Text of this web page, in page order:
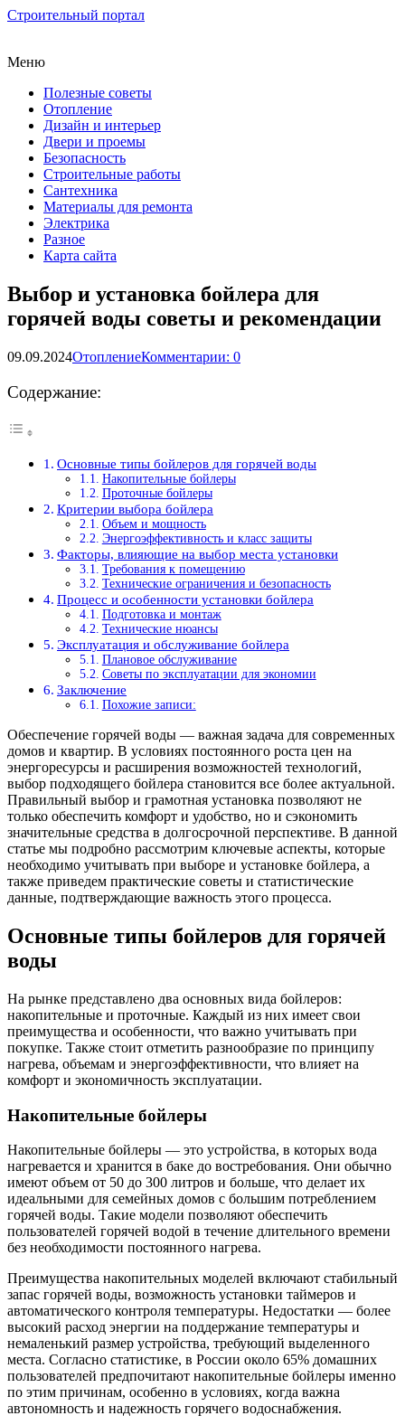
Строительный портал
Меню
Полезные советы
Отопление
Дизайн и интерьер
Двери и проемы
Безопасность
Строительные работы
Сантехника
Материалы для ремонта
Электрика
Разное
Карта сайта
Выбор и установка бойлера для
горячей воды советы и рекомендации
09.09.2024ОтоплениеКомментарии: 0
Содержание:
Основные типы бойлеров для горячей воды
Накопительные бойлеры
Проточные бойлеры
Критерии выбора бойлера
Объем и мощность
Энергоэффективность и класс защиты
Факторы, влияющие на выбор места установки
Требования к помещению
Технические ограничения и безопасность
Процесс и особенности установки бойлера
Подготовка и монтаж
Технические нюансы
Эксплуатация и обслуживание бойлера
Плановое обслуживание
Советы по эксплуатации для экономии
Заключение
Похожие записи:
Обеспечение горячей воды — важная задача для современных
домов и квартир. В условиях постоянного роста цен на
энергоресурсы и расширения возможностей технологий,
выбор подходящего бойлера становится все более актуальной.
Правильный выбор и грамотная установка позволяют не
только обеспечить комфорт и удобство, но и сэкономить
значительные средства в долгосрочной перспективе. В данной
статье мы подробно рассмотрим ключевые аспекты, которые
необходимо учитывать при выборе и установке бойлера, а
также приведем практические советы и статистические
данные, подтверждающие важность этого процесса.
Основные типы бойлеров для горячей
воды
На рынке представлено два основных вида бойлеров:
накопительные и проточные. Каждый из них имеет свои
преимущества и особенности, что важно учитывать при
покупке. Также стоит отметить разнообразие по принципу
нагрева, объемам и энергоэффективности, что влияет на
комфорт и экономичность эксплуатации.
Накопительные бойлеры
Накопительные бойлеры — это устройства, в которых вода
нагревается и хранится в баке до востребования. Они обычно
имеют объем от 50 до 300 литров и больше, что делает их
идеальными для семейных домов с большим потреблением
горячей воды. Такие модели позволяют обеспечить
пользователей горячей водой в течение длительного времени
без необходимости постоянного нагрева.
Преимущества накопительных моделей включают стабильный
запас горячей воды, возможность установки таймеров и
автоматического контроля температуры. Недостатки — более
высокий расход энергии на поддержание температуры и
немаленький размер устройства, требующий выделенного
места. Согласно статистике, в России около 65% домашних
пользователей предпочитают накопительные бойлеры именно
по этим причинам, особенно в условиях, когда важна
автономность и надежность горячего водоснабжения.